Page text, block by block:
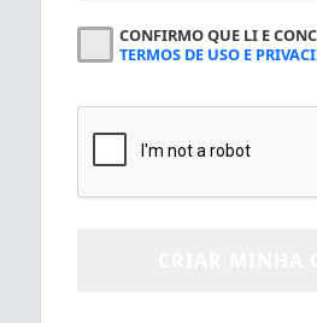
CONFIRMO QUE LI E
TERMOS DE USO E